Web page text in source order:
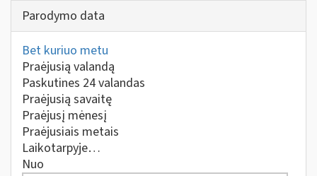
Parodymo data
Bet kuriuo metu
Praėjusią valandą
Paskutines 24 valandas
Praėjusią savaitę
Praėjusį mėnesį
Praėjusiais metais
Laikotarpyje…
Nuo